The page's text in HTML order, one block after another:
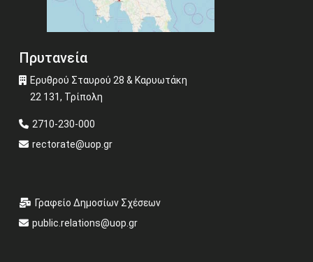
Πρυτανεία
Ερυθρού Σταυρού 28 & Καρυωτάκη
22 131, Τρίπολη
2710-230-000
rectorate@uop.gr
Γραφείο Δημοσίων Σχέσεων
public.relations@uop.gr